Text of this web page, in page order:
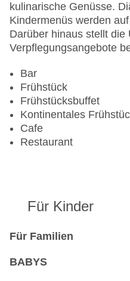
Gesamtanzahl der
Pools:Indoor Pool,
Zahlungsarten:
EC Maestro,
kulinarische Genüsse.
Kindermenüs werden
Darüber hinaus stellt
Verpflegungsangebote
Bar
Frühstück
Frühstücksbuffet
Kontinentales
Cafe
Restaurant
Für Kinder
Für Familien
BABYS